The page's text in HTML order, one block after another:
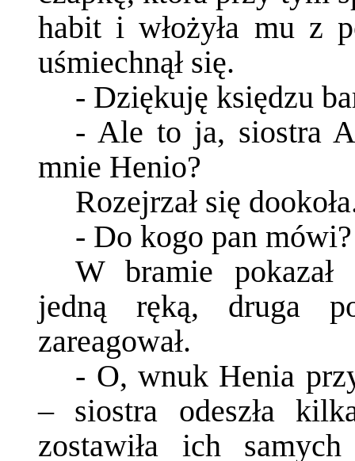
habit i włożyła mu z
uśmiechnął się.
- Dziękuję księdzu
- Ale to ja, siostra
mnie Henio?
Rozejrzał się
- Do kogo pan
W bramie pokazał
jedną ręką, druga
zareagował.
- O, wnuk Henia
– siostra odeszła
zostawiła ich